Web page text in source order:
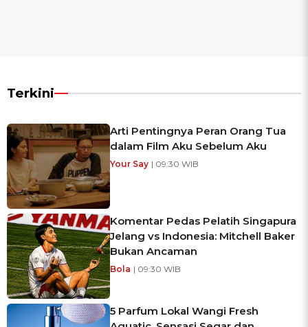
Terkini
Arti Pentingnya Peran Orang Tua
dalam Film Aku Sebelum Aku
Your Say | 09:30 WIB
Komentar Pedas Pelatih Singapura
Jelang vs Indonesia: Mitchell Baker
Bukan Ancaman
Bola | 09:30 WIB
5 Parfum Lokal Wangi Fresh